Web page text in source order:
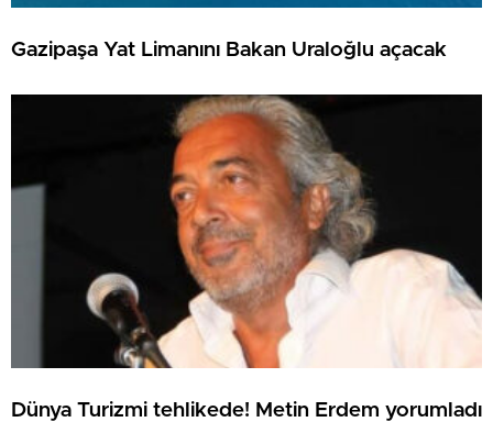
Gazipaşa Yat Limanını Bakan Uraloğlu açacak
Dünya Turizmi tehlikede! Metin Erdem yorumladı